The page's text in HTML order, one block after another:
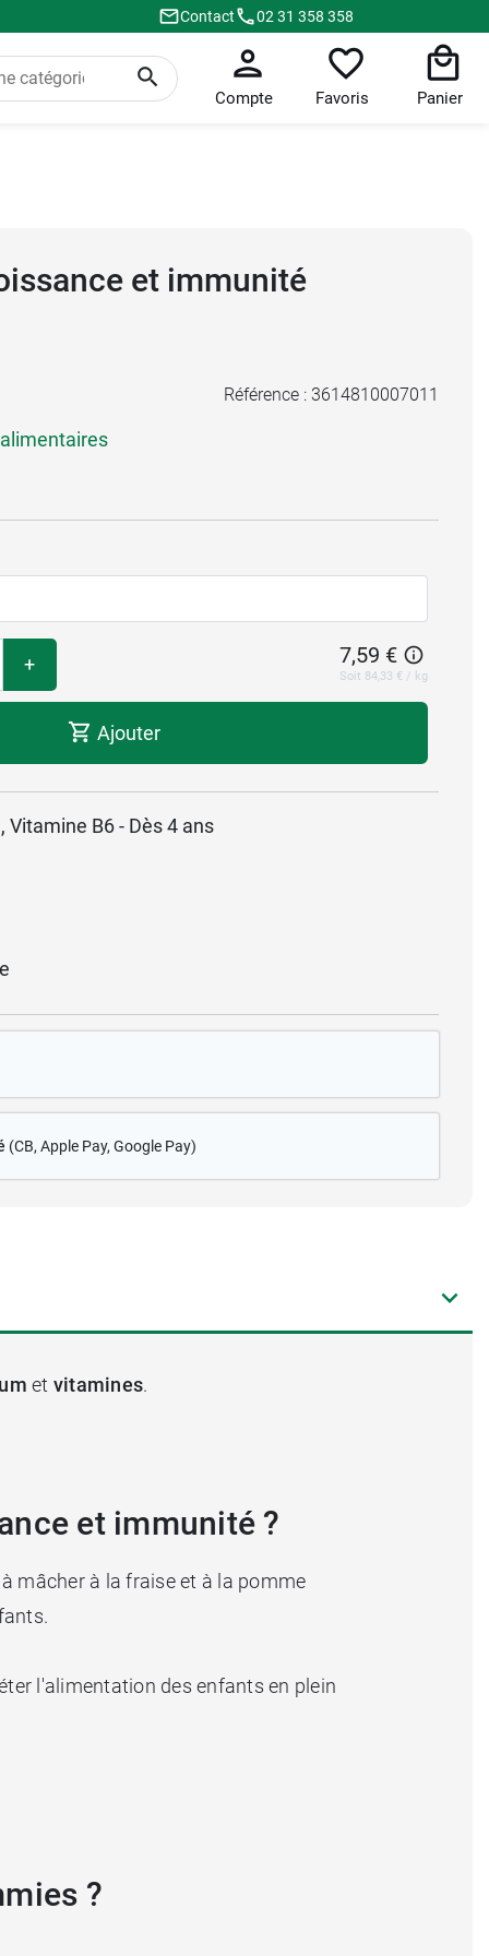
Contact 02 31 358 358
Compte Favoris Panier
et immunité
Référence : 3614810007011
+ 7,59 €
Soit 84,33 € / kg
Ajouter
B6 - Dès 4 ans
(CB, Apple Pay, Google Pay)
et vitamines.
et immunité ?
mâcher à la fraise et à la pomme
l'alimentation des enfants en plein
?